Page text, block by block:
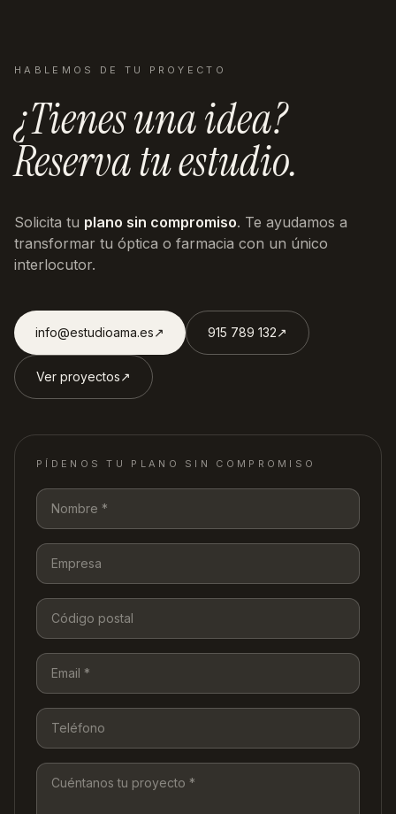
HABLEMOS DE TU PROYECTO
¿Tienes una idea?
Reserva tu estudio.
Solicita tu plano sin compromiso. Te ayudamos a
transformar tu óptica o farmacia con un único
interlocutor.
info@estudioama.es↗︎ 915 789 132↗︎
Ver proyectos↗︎
PÍDENOS TU PLANO SIN COMPROMISO